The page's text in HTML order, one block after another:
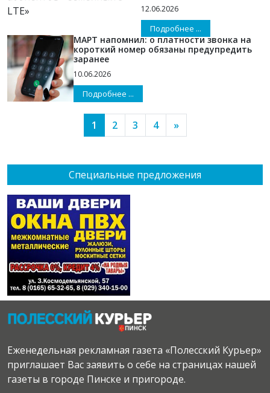
Специальные предложения
12.06.2026
Подробнее ...
МАРТ напомнил: о платности звонка на
короткий номер обязаны предупредить
заранее
10.06.2026
Подробнее ...
1 2 3 4 »
Еженедельная рекламная газета «Полесский Курьер»
приглашает Вас заявить о себе на страницах нашей
газеты в городе Пинске и пригороде.